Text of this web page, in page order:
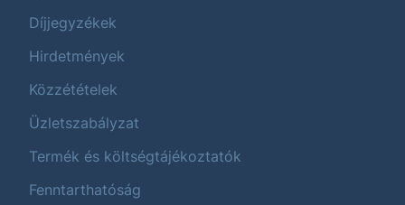
Díjjegyzékek
Hirdetmények
Közzétételek
Üzletszabályzat
Termék és költségtájékoztatók
Fenntarthatóság